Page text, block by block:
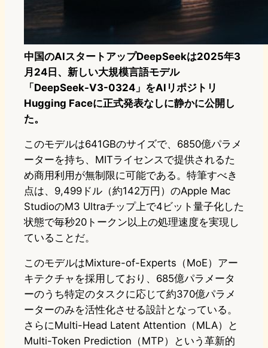
中国のAIスタートアップDeepSeekは2025年3
月24日、新しい大規模言語モデル
「DeepSeek-V3-0324」をAIリポジトリ
Hugging Faceに正式発表なしに静かに公開し
た。
このモデルは641GBのサイズで、6850億パラメ
ーターを持ち、MITライセンスで提供されるた
め商用利用が無制限に可能である。特筆すべき
点は、9,499ドル（約142万円）のApple Mac
StudioのM3 Ultraチップ上で4ビット量子化した
状態で毎秒20トークン以上の処理速度を実現し
ていることだ。
このモデルはMixture-of-Experts（MoE）アー
キテクチャを採用しており、685億パラメータ
ーのうち特定のタスクに応じて約370億パラメ
ーターのみを活性化させる設計となっている。
さらにMulti-Head Latent Attention（MLA）と
Multi-Token Prediction（MTP）という革新的